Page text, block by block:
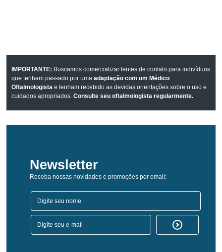
IMPORTANTE: Buscamos comercializar lentes de contato para indivíduos
que tenham passado por umaadaptação com um Médico
Oftalmologista e tenham recebido as devidas orientações sobre o uso e
cuidados apropriados.Consulte seu oftalmologista regularmente.
Newsletter
Receba nossas novidades e promoções por email: